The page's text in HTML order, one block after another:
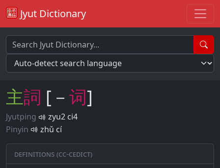
Jyut Dictionary
主詞 [－ 词]
Jyutping
zyu2 ci4
Pinyin
zhǔ cí
Definitions (CC-CEDICT)